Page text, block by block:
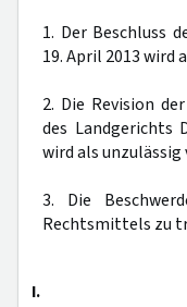
1. Der Beschluss
19. April 2013 wird
2. Die Revision
des Landgerichts
wird als unzulässig
3. Die
Rechtsmittels zu
I.